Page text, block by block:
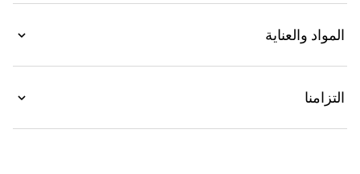
المواد والعناية
التزامنا